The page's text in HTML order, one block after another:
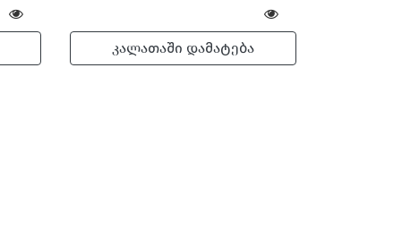
კალათაში დამატება